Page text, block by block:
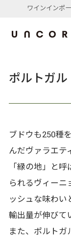
ワインインポ
ポルトガル
ブドウも250種
んだヴァラエテ
「緑の地」と
られるヴィー
ッシュな味わ
輸出量が伸びて
また、ポルト